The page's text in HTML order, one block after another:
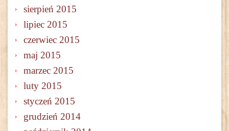
sierpień 2015
lipiec 2015
czerwiec 2015
maj 2015
marzec 2015
luty 2015
styczeń 2015
grudzień 2014